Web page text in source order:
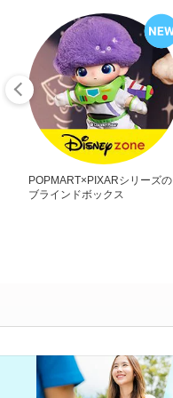
POPMART×PIXARシリーズの
ブラインドボックス